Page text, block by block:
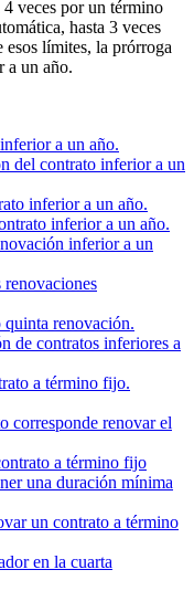
4 veces por un término
hasta 3 veces
límites, la prórroga
a un año.
a un año.
del contrato inferior a un
inferior a un año.
inferior a un año.
inferior a un
renovaciones
renovación.
de contratos inferiores a
a término fijo.
corresponde renovar el
a término fijo
una duración mínima
un contrato a término
en la cuarta